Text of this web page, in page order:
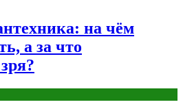
на чём
а за что